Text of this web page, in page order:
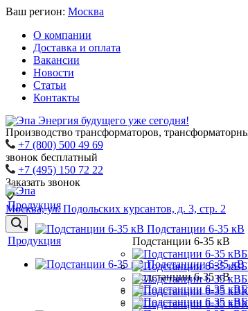
Ваш регион: Москва
О компании
Доставка и оплата
Вакансии
Новости
Статьи
Контакты
Энергия будущего уже сегодня!
Производство трансформаторов,
+7 (800) 500 49 69
звонок бесплатный
+7 (495) 150 72 22
Заказать звонок
Москва, ул. Подольских курсантов, д. 3, стр. 2
Продукция
Подстанции 6-35 кВ
Подстанции 6-35 кВ
Продукция
Подстанции 6-35 кВ
Подстанции 6-35 кВ